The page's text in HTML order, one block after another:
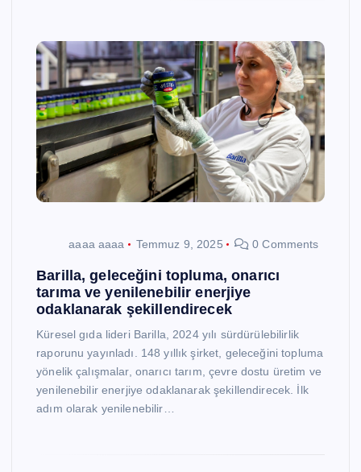
aaaa aaaa Temmuz 9, 2025 0 Comments
Barilla, geleceğini topluma, onarıcı
tarıma ve yenilenebilir enerjiye
odaklanarak şekillendirecek
Küresel gıda lideri Barilla, 2024 yılı sürdürülebilirlik
raporunu yayınladı. 148 yıllık şirket, geleceğini topluma
yönelik çalışmalar, onarıcı tarım, çevre dostu üretim ve
yenilenebilir enerjiye odaklanarak şekillendirecek. İlk
adım olarak yenilenebilir…